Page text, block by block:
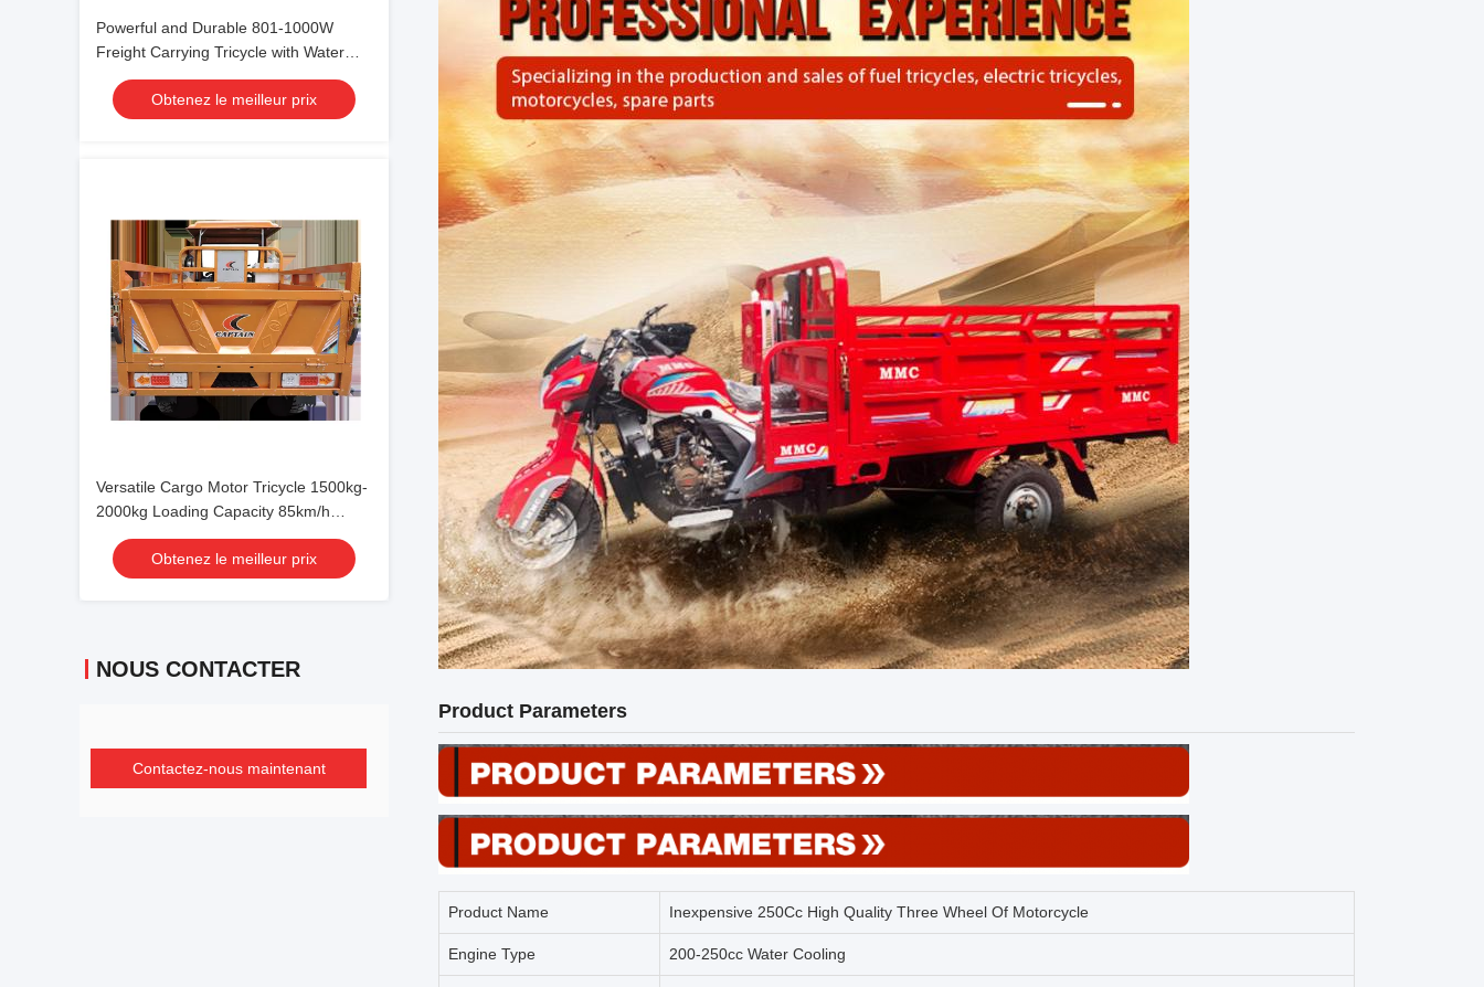
Powerful and Durable 801-1000W
Freight Carrying Tricycle with Water
Cooled Cooling Type
Obtenez le meilleur prix
Versatile Cargo Motor Tricycle 1500kg-
2000kg Loading Capacity 85km/h
Speed and 3.8L/100km Fuel
ConsumptionObtenez le meilleur prix
NOUS CONTACTER
Contactez-nous maintenant
Product Parameters
Product Name Inexpensive 250Cc High Quality Three Wheel Of Motorcycle
Engine Type 200-250cc Water Cooling